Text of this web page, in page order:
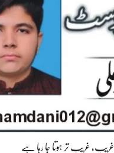
غریب، غریب تر ہوتا جا رہا ہے